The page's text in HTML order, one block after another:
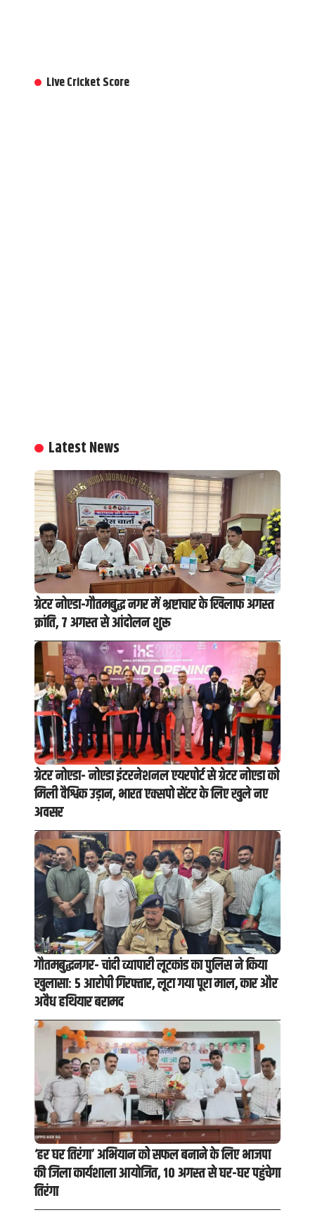
Live Cricket Score
Latest News
ग्रेटर नोएडा-गौतमबुद्ध नगर में भ्रष्टाचार के खिलाफ अगस्त
क्रांति, 7 अगस्त से आंदोलन शुरू
ग्रेटर नोएडा- नोएडा इंटरनेशनल एयरपोर्ट से ग्रेटर नोएडा को
मिली वैश्विक उड़ान, भारत एक्सपो सेंटर के लिए खुले नए
अवसर
गौतमबुद्धनगर- चांदी व्यापारी लूटकांड का पुलिस ने किया
खुलासा: 5 आरोपी गिरफ्तार, लूटा गया पूरा माल, कार और
अवैध हथियार बरामद
‘हर घर तिरंगा’ अभियान को सफल बनाने के लिए भाजपा
की जिला कार्यशाला आयोजित, 10 अगस्त से घर-घर पहुंचेगा
तिरंगा